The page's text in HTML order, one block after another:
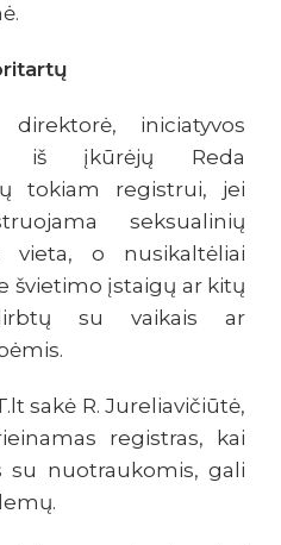
direktorė, iniciatyvos
iš įkūrėjų Reda
tokiam registrui, jei
seksualinių
vieta, o nusikaltėliai
švietimo įstaigų ar kitų
su vaikais ar
sakė R. Jureliavičiūtė,
registras, kai
su nuotraukomis, gali